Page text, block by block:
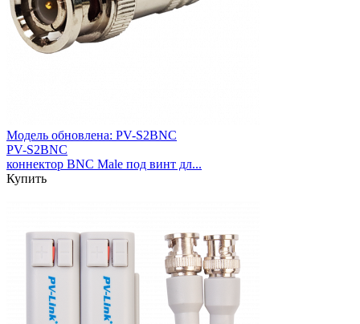
Модель обновлена: PV-S2BNC
PV-S2BNC
коннектор BNC Male под винт дл...
Купить